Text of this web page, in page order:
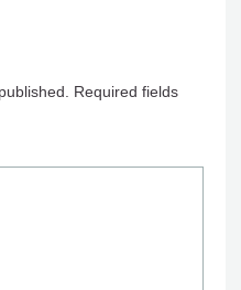
Required fields